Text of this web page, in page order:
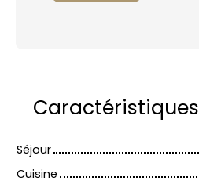
Caractéristiques
Séjour
Cuisine